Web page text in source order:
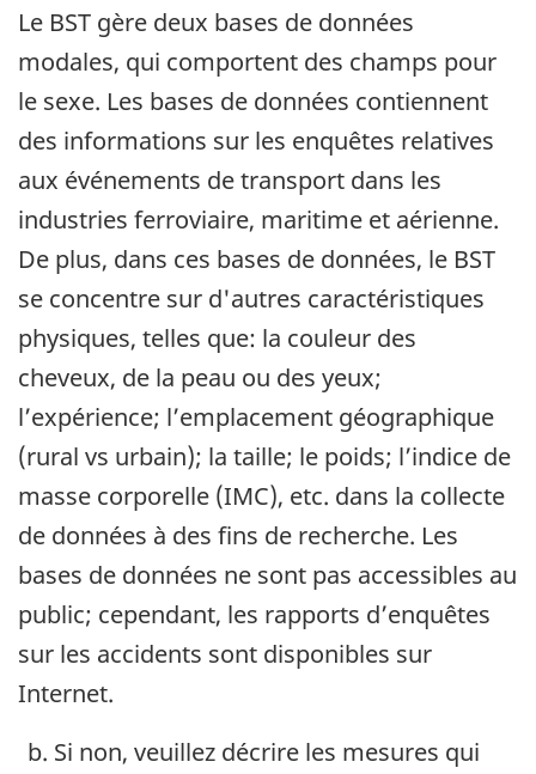
Le BST gère deux bases de données
modales, qui comportent des champs pour
le sexe. Les bases de données contiennent
des informations sur les enquêtes relatives
aux événements de transport dans les
industries ferroviaire, maritime et aérienne.
De plus, dans ces bases de données, le BST
se concentre sur d'autres caractéristiques
physiques, telles que: la couleur des
cheveux, de la peau ou des yeux;
l’expérience; l’emplacement géographique
(rural vs urbain); la taille; le poids; l’indice de
masse corporelle (IMC), etc. dans la collecte
de données à des fins de recherche. Les
bases de données ne sont pas accessibles au
public; cependant, les rapports d’enquêtes
sur les accidents sont disponibles sur
Internet.
Si non, veuillez décrire les mesures qui